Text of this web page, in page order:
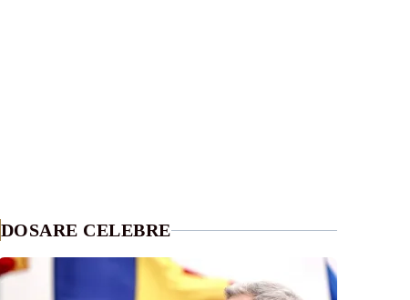
DOSARE CELEBRE